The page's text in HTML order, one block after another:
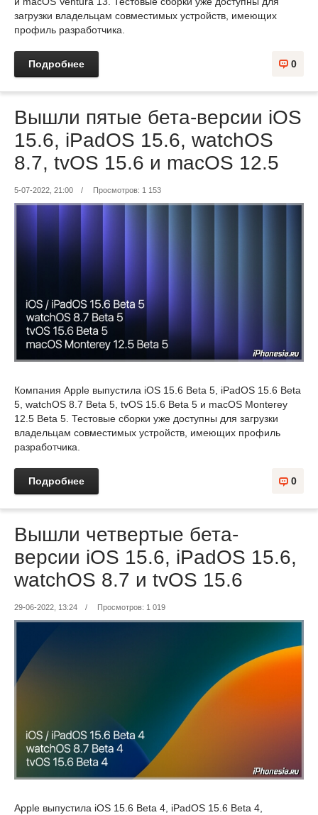
загрузки владельцам совместимых устройств, имеющих
профиль разработчика.
Подробнее 0
Вышли пятые бета-версии iOS
15.6, iPadOS 15.6, watchOS
8.7, tvOS 15.6 и macOS 12.5
5-07-2022, 21:00 / Просмотров: 1 153
Компания Apple выпустила iOS 15.6 Beta 5, iPadOS 15.6 Beta
5, watchOS 8.7 Beta 5, tvOS 15.6 Beta 5 и macOS Monterey
12.5 Beta 5. Тестовые сборки уже доступны для загрузки
владельцам совместимых устройств, имеющих профиль
разработчика.
Подробнее 0
Вышли четвертые бета-
версии iOS 15.6, iPadOS 15.6,
watchOS 8.7 и tvOS 15.6
29-06-2022, 13:24 / Просмотров: 1 019
Apple выпустила iOS 15.6 Beta 4, iPadOS 15.6 Beta 4,